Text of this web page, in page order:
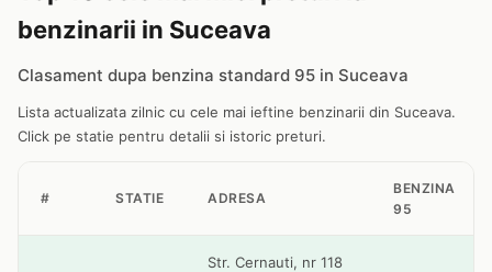
benzinarii in Suceava
Clasament dupa benzina standard 95 in Suceava
Lista actualizata zilnic cu cele mai ieftine benzinarii din Suceava.
Click pe statie pentru detalii si istoric preturi.
# STATIE ADRESA
BENZINA
95
Str. Cernauti, nr 118